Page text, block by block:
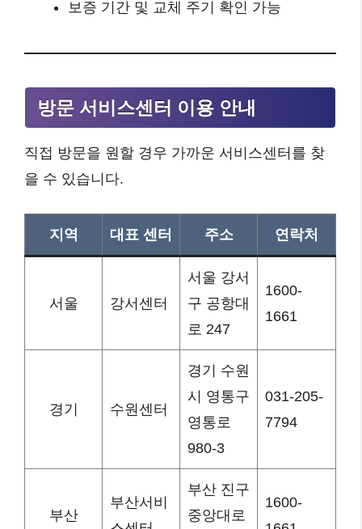
보증 기간 및 교체 주기 확인 가능
방문 서비스센터 이용 안내
직접 방문을 원할 경우 가까운 서비스센터를 찾
을 수 있습니다.
지역 대표 센터 주소 연락처
서울 강서센터
서울 강서
구 공항대
로 247
1600-
1661
경기 수원센터
경기 수원
시 영통구
영통로
980-3
031-205-
7794
부산
부산서비
부산 진구
중앙대로
1600-